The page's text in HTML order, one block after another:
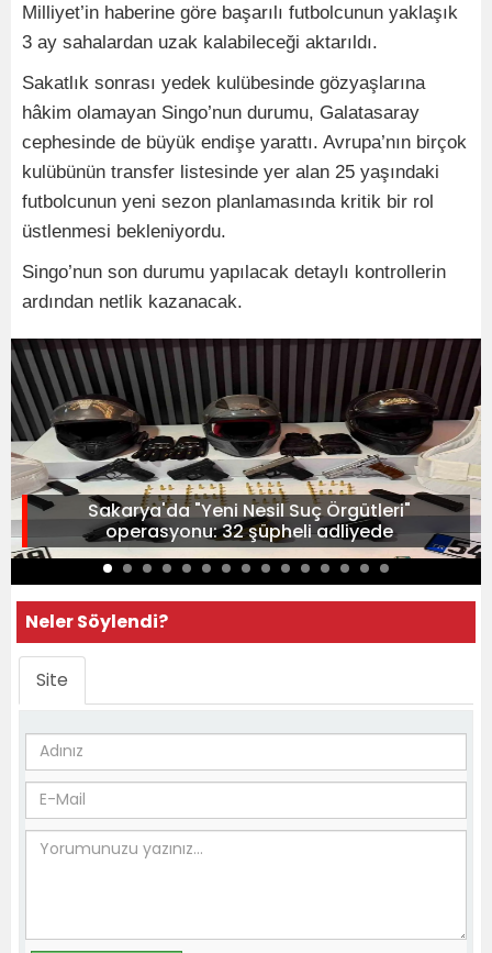
Milliyet’in haberine göre başarılı futbolcunun yaklaşık
3 ay sahalardan uzak kalabileceği aktarıldı.
Sakatlık sonrası yedek kulübesinde gözyaşlarına
hâkim olamayan Singo’nun durumu, Galatasaray
cephesinde de büyük endişe yarattı. Avrupa’nın birçok
kulübünün transfer listesinde yer alan 25 yaşındaki
futbolcunun yeni sezon planlamasında kritik bir rol
üstlenmesi bekleniyordu.
Singo’nun son durumu yapılacak detaylı kontrollerin
ardından netlik kazanacak.
Sakarya'da "Yeni Nesil Suç Örgütleri"
operasyonu: 32 şüpheli adliyede
Neler Söylendi?
Site